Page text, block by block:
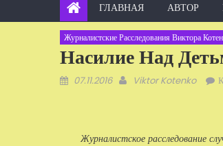
ГЛАВНАЯ АВТОР
Журналистские Расследования Виктора
Насилие Над
Добавлено
07.11.2016 Автор
Viktor Kotenko
Журналистское расследование